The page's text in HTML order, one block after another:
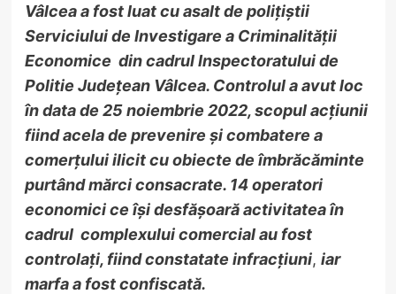
Vâlcea a fost luat cu asalt de polițiștii
Serviciului de Investigare a Criminalității
Economice din cadrul Inspectoratului de
Politie Județean Vâlcea. Controlul a avut loc
în data de 25 noiembrie 2022, scopul acțiunii
fiind acela de prevenire și combatere a
comerțului ilicit cu obiecte de îmbrăcăminte
purtând mărci consacrate. 14 operatori
economici ce își desfășoară activitatea în
cadrul complexului comercial au fost
controlați, fiindconstatate infracțiuni, iar
marfa a fost confiscată.